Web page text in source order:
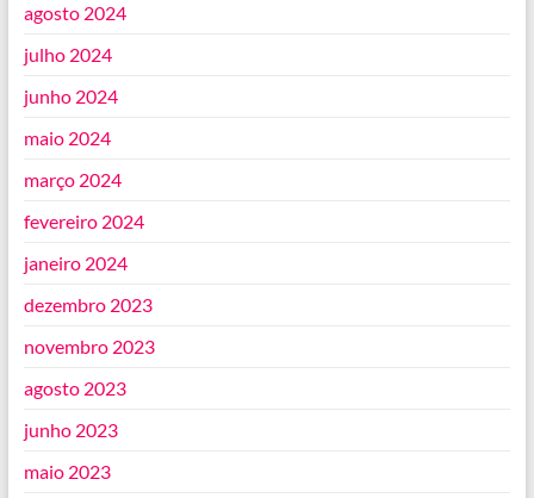
agosto 2024
julho 2024
junho 2024
maio 2024
março 2024
fevereiro 2024
janeiro 2024
dezembro 2023
novembro 2023
agosto 2023
junho 2023
maio 2023